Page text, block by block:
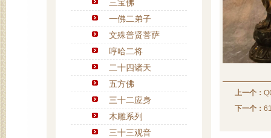
三宝佛
一佛二弟子
文殊普贤菩萨
哼哈二将
二十四诸天
五方佛
三十二应身
木雕系列
三十三观音
上一个：
下一个：